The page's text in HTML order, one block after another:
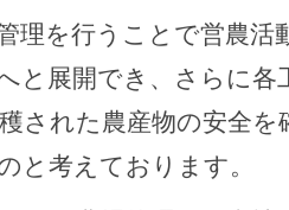
理を行うことで営農活
と展開でき、さらに各
された農産物の安全を
と考えております。